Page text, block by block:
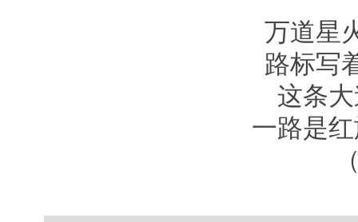
万道星
路标写
这条
一路是